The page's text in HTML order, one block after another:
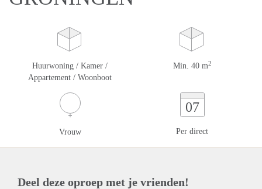
Huurwoning / Kamer /
Appartement / Woonboot
Min. 40 m2
Vrouw
07
Per direct
Deel deze oproep met je vrienden!